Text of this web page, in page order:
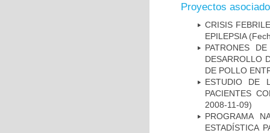
Proyectos
CRISIS
EPILEPSIA
PATRONES
DESARROLLO
DE POLLO
ESTUDIO DE
PACIENTES
2008-11-09)
PROGRAMA
ESTADÍSTICA